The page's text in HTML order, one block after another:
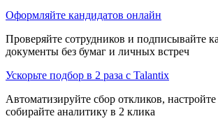
Оформляйте кандидатов онлайн
Проверяйте сотрудников и подписывайте
документы без бумаг и личных встреч
Ускорьте подбор в 2 раза с Talantix
Автоматизируйте сбор откликов,
собирайте аналитику в 2 клика